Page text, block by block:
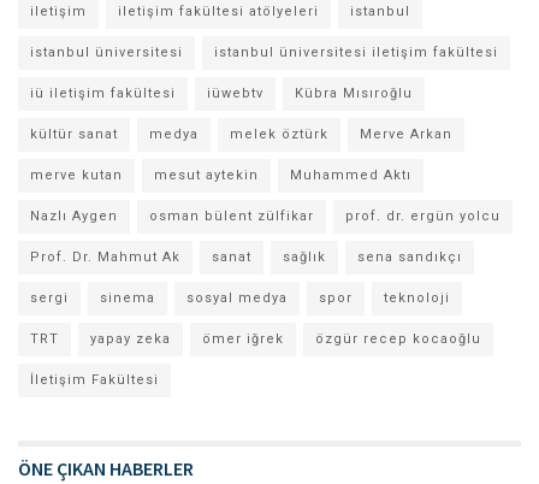
iletişim iletişim fakültesi atölyeleri istanbul
istanbul üniversitesi istanbul üniversitesi iletişim fakültesi
iü iletişim fakültesi iüwebtv Kübra Mısıroğlu
kültür sanat medya melek öztürk Merve Arkan
merve kutan mesut aytekin Muhammed Aktı
Nazlı Aygen osman bülent zülfikar prof. dr. ergün yolcu
Prof. Dr. Mahmut Ak sanat sağlık sena sandıkçı
sergi sinema sosyal medya spor teknoloji
TRT yapay zeka ömer iğrek özgür recep kocaoğlu
İletişim Fakültesi
ÖNE ÇIKAN HABERLER